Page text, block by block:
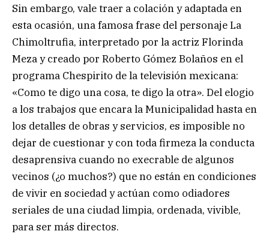
Sin embargo, vale traer a colación y adaptada en
esta ocasión, una famosa frase del personaje La
Chimoltrufia, interpretado por la actriz Florinda
Meza y creado por Roberto Gómez Bolaños en el
programa Chespirito de la televisión mexicana:
«Como te digo una cosa, te digo la otra». Del elogio
a los trabajos que encara la Municipalidad hasta en
los detalles de obras y servicios, es imposible no
dejar de cuestionar y con toda firmeza la conducta
desaprensiva cuando no execrable de algunos
vecinos (¿o muchos?) que no están en condiciones
de vivir en sociedad y actúan como odiadores
seriales de una ciudad limpia, ordenada, vivible,
para ser más directos.